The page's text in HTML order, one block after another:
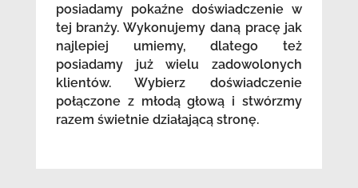
posiadamy pokaźne doświadczenie w
tej branży. Wykonujemy daną pracę jak
najlepiej umiemy, dlatego też
posiadamy już wielu zadowolonych
klientów. Wybierz doświadczenie
połączone z młodą głową i stwórzmy
razem świetnie działającą stronę.